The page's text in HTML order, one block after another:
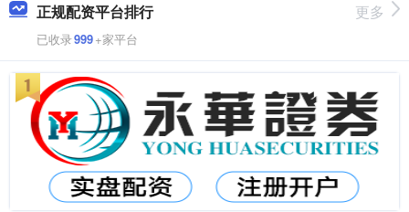
正规配资平台排行
已收录999+家平台
更多